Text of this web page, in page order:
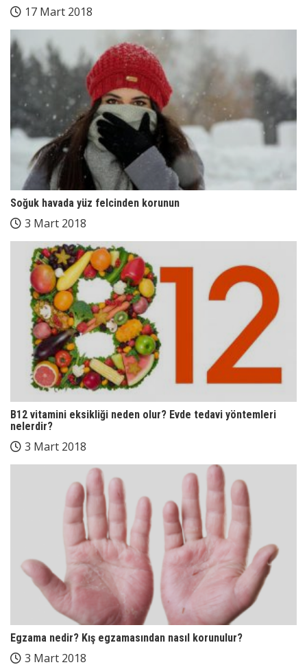
17 Mart 2018
Soğuk havada yüz felcinden korunun
3 Mart 2018
B12 vitamini eksikliği neden olur? Evde tedavi yöntemleri
nelerdir?
3 Mart 2018
Egzama nedir? Kış egzamasından nasıl korunulur?
3 Mart 2018